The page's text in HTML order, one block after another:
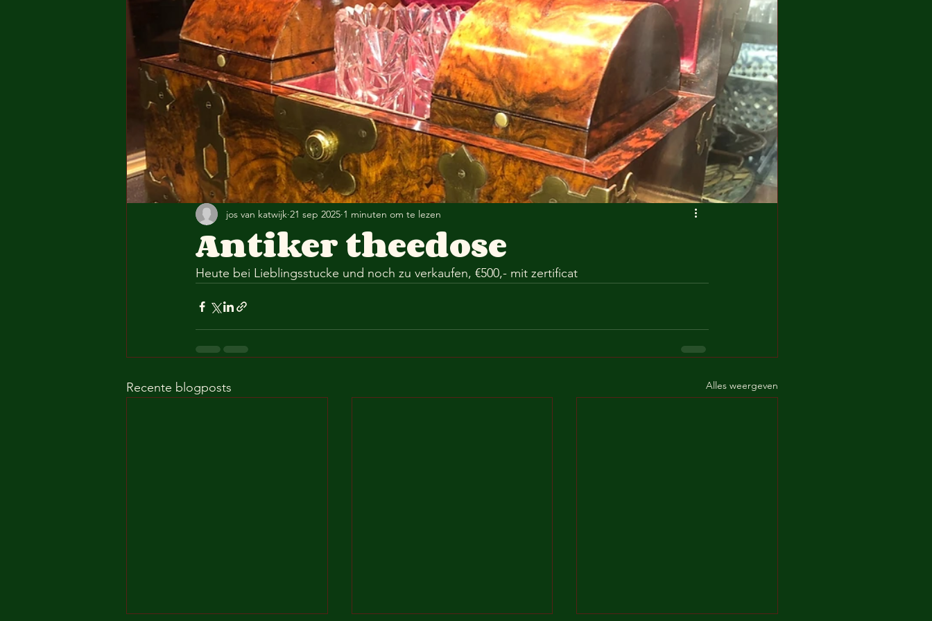
Antiker theedose
jos van katwijk 21 sep 2025 1 minuten om te lezen
Heute bei Lieblingsstucke und noch zu verkaufen, €500,- mit zertificat
Recente blogposts Alles weergeven